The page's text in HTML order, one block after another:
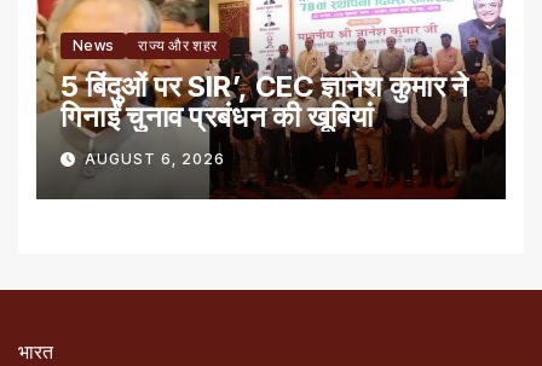
News राज्य और शहर
5 बिंदुओं पर SIR’, CEC ज्ञानेश कुमार ने
गिनाईं चुनाव प्रबंधन की खूबियां
AUGUST 6, 2026
भारत